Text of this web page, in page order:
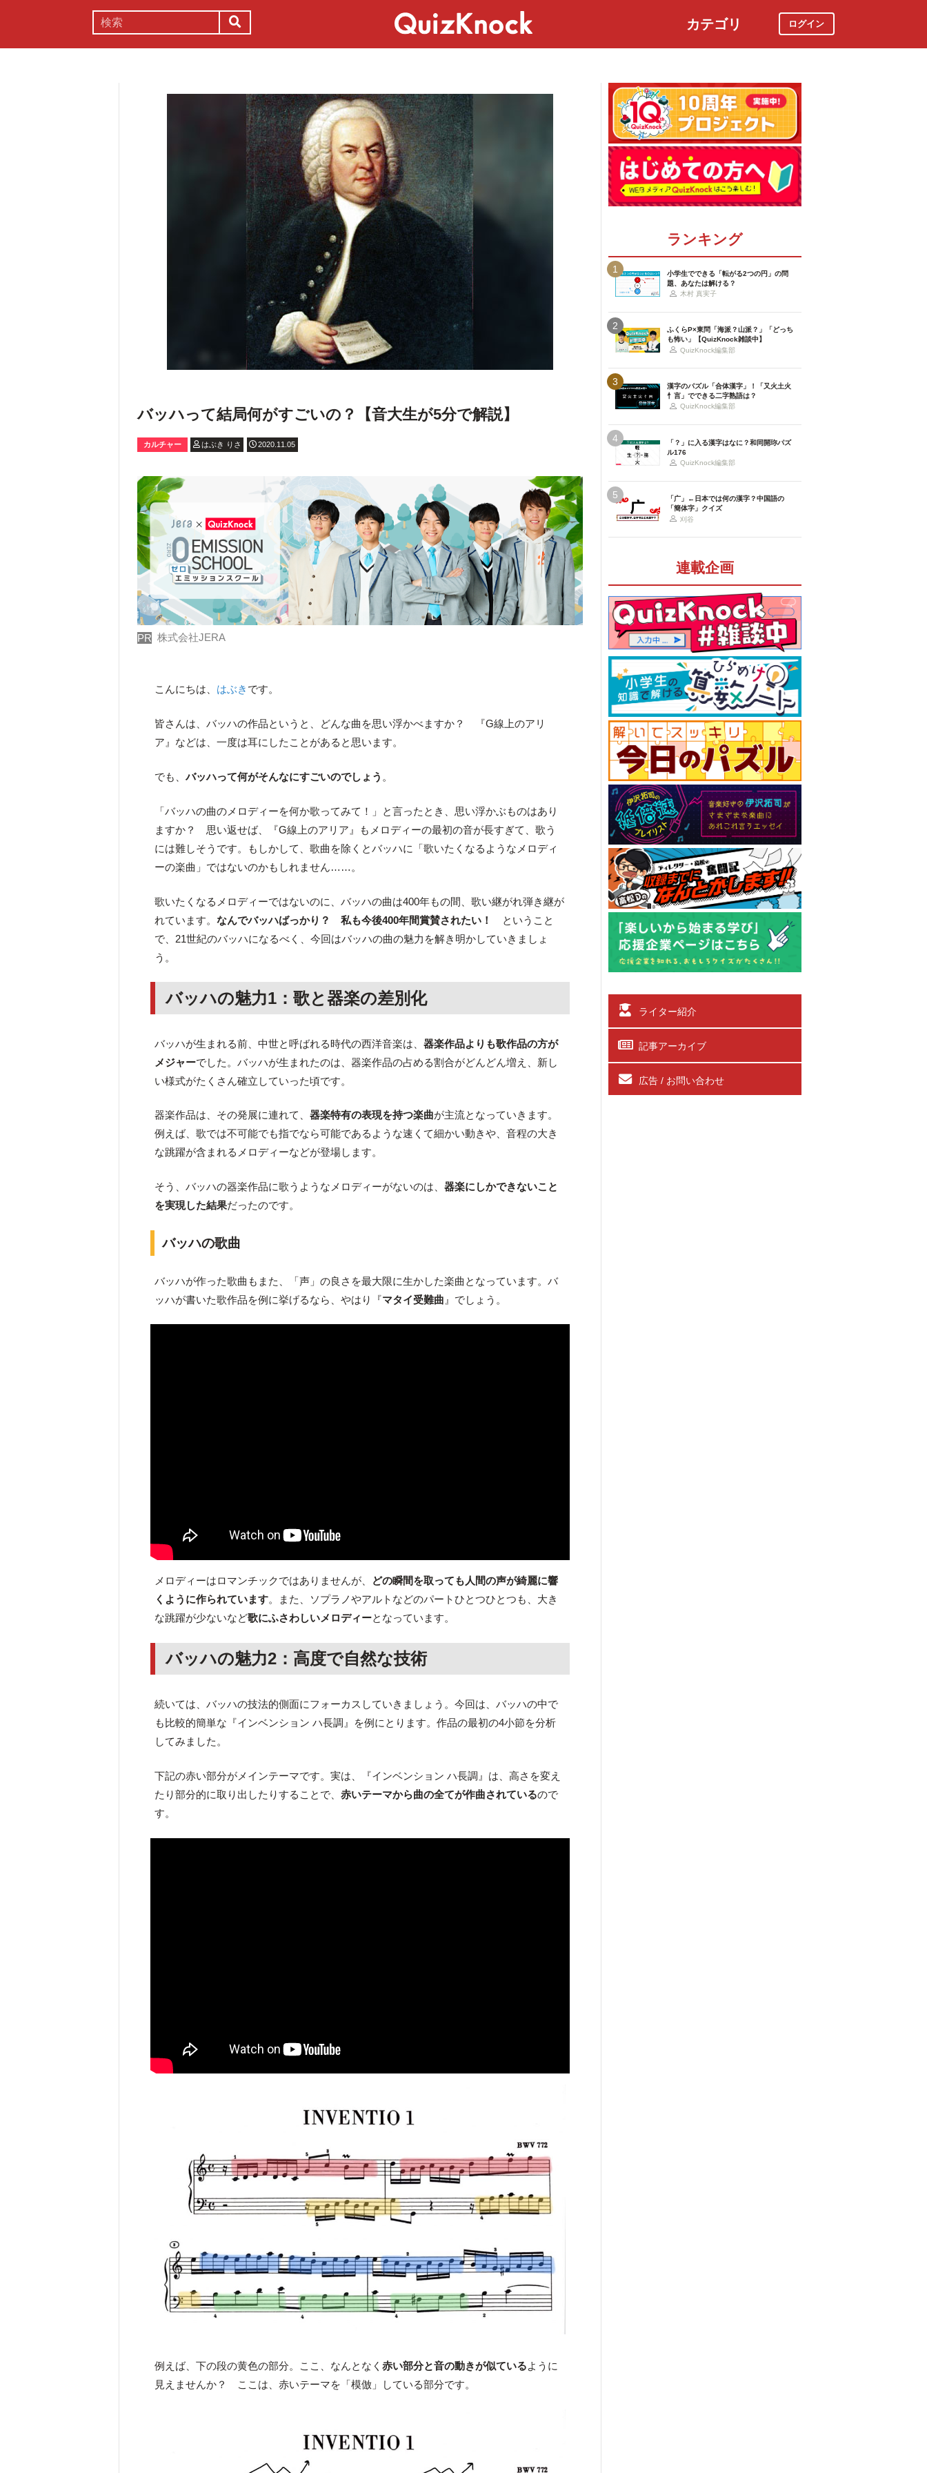
カテゴリ ログイン
バッハって結局何がすごいの？【音大生が5分で解説】
カルチャー はぶき りさ 2020.11.05
PR 株式会社JERA
こんにちは、 はぶき です。
皆さんは、バッハの作品というと、どんな曲を思い浮かべますか？ 『G線上のアリ
ア』などは、一度は耳にしたことがあると思います。
でも、バッハって何がそんなにすごいのでしょう 。
「バッハの曲のメロディーを何か歌ってみて！」と言ったとき、思い浮かぶものはあり
ますか？ 思い返せば、『G線上のアリア』もメロディーの最初の音が長すぎて、歌う
には難しそうです。もしかして、歌曲を除くとバッハに「歌いたくなるようなメロディ
ーの楽曲」ではないのかもしれません……。
歌いたくなるメロディーではないのに、バッハの曲は400年もの間、歌い継がれ弾き継が
れています。なんでバッハばっかり？ 私も今後400年間賞賛されたい！
ということ
で、21世紀のバッハになるべく、今回はバッハの曲の魅力を解き明かしていきましょ
う。
バッハの魅力1：歌と器楽の差別化
バッハが生まれる前、中世と呼ばれる時代の西洋音楽は、器楽作品よりも歌作品の方が
メジャーでした。バッハが生まれたのは、器楽作品の占める割合がどんどん増え、新し
い様式がたくさん確立していった頃です。
器楽作品は、その発展に連れて、器楽特有の表現を持つ楽曲が主流となっていきます。
例えば、歌では不可能でも指でなら可能であるような速くて細かい動きや、音程の大き
な跳躍が含まれるメロディーなどが登場します。
そう、バッハの器楽作品に歌うようなメロディーがないのは、器楽にしかできないこと
を実現した結果だったのです。
バッハの歌曲
バッハが作った歌曲もまた、「声」の良さを最大限に生かした楽曲となっています。バ
ッハが書いた歌作品を例に挙げるなら、やはり『マタイ受難曲 』でしょう。
メロディーはロマンチックではありませんが、
どの瞬間を取っても人間の声が綺麗に響
くように作られています。また、ソプラノやアルトなどのパートひとつひとつも、大き
な跳躍が少ないなど歌にふさわしいメロディーとなっています。
バッハの魅力2：高度で自然な技術
続いては、バッハの技法的側面にフォーカスしていきましょう。今回は、バッハの中で
も比較的簡単な『インベンション ハ長調』を例にとります。作品の最初の4小節を分析
してみました。
下記の赤い部分がメインテーマです。実は、『インベンション ハ長調』は、高さを変え
たり部分的に取り出したりすることで、赤いテーマから曲の全てが作曲されているので
す。
例えば、下の段の黄色の部分。ここ、なんとなく赤い部分と音の動きが似ているように
見えませんか？ ここは、赤いテーマを「模倣」している部分です。
ランキング
1
小学生でできる「転がる2つの円」の問
題、あなたは解ける？
木村 真実子
2
ふくらP×東問「海派？山派？」「どっち
も怖い」【QuizKnock雑談中】
QuizKnock編集部
3
漢字のパズル「合体漢字」！「又火土火
忄言」でできる二字熟語は？
QuizKnock編集部
4
「？」に入る漢字はなに？和同開珎パズ
ル176
QuizKnock編集部
5
「广」←日本では何の漢字？中国語の
「簡体字」クイズ
刈谷
連載企画
ライター紹介
記事アーカイブ
広告 / お問い合わせ